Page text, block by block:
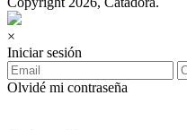
×
Iniciar sesión
Olvidé mi contraseña